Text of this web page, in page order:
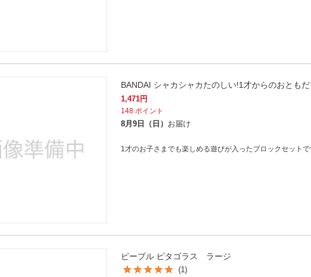
BANDAI シャカシャカたのしい!1才からのおとも
1,471円
148 ポイント
8月9日（日） お届け
1才のお子さまでも楽しめる遊びが入ったブロックセットで
ピープル ピタゴラス ラージ
(1)